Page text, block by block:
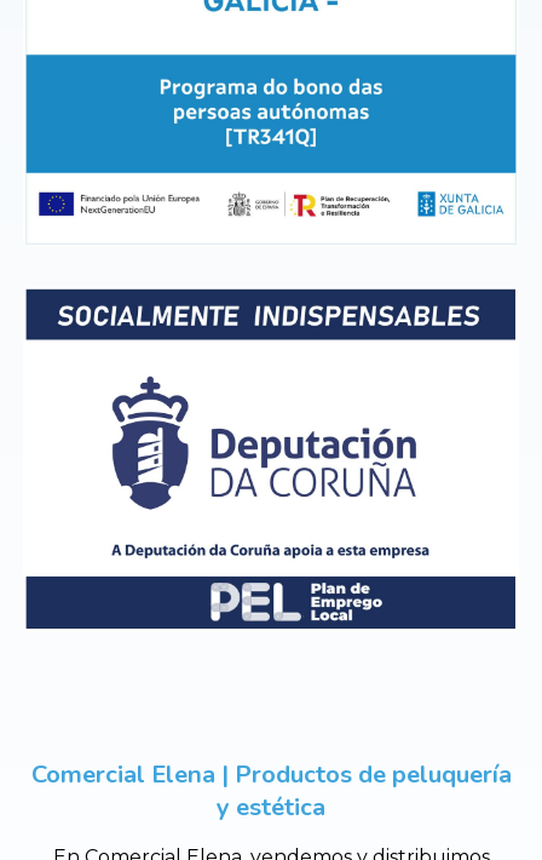
Comercial Elena | Productos de peluquería
y estética